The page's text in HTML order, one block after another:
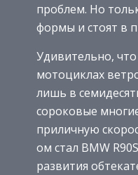
проблем. Но
формы и стоят в
Удивительно,
мотоциклах
лишь в
сороковые
приличную
ом стал BMW
развития